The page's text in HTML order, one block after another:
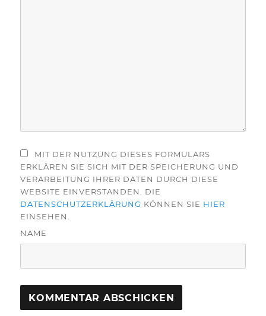
MIT DER NUTZUNG DIESES FORMULARS
ERKLÄREN SIE SICH MIT DER SPEICHERUNG UND
VERARBEITUNG IHRER DATEN DURCH DIESE
WEBSITE EINVERSTANDEN. DIE
DATENSCHUTZERKLÄRUNG KÖNNEN SIE HIER
EINSEHEN.
NAME